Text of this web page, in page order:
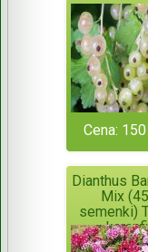
Cena:
Dianthus
Mix
semenki)